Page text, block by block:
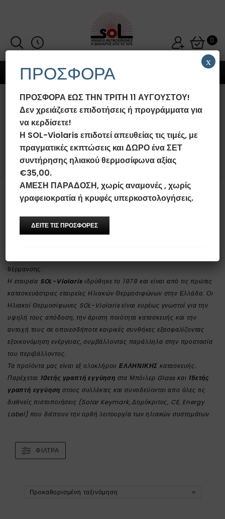
0
MENU
ΗΛΙΑΚΟΊ ΘΕΡΜΟΣΊΦΩΝΕΣ SOL-
VIOLARIS GLASS/INOX ΤΡΙΠΛΉΣ
ΕΝΈΡΓΕΙΑΣ
Αρχική σελίδα/Ηλιακοί Θερμοσίφωνες SOL-Violaris Glass/Inox
Ηλιακοί Θερμοσίφωνες SOL-Violaris Glass/Inox Τριπλής
Ενέργειας
Ηλιακός Θερμοσίφωνας Διπλής Ενέργειας (ήλιος, ρεύμα), αλλά έχει
θέρμανσης.
Η εταιρεία SOL-Violaris ιδρύθηκε το 1979 και είναι από τις πρώτες
κατασκευάστριες εταιρείες Ηλιακών Θερμοσιφώνων στην Ελλάδα. Οι
Ηλιακοί Θερμοσίφωνες SOL-Violaris είναι ευρέως γνωστοί για την
υψηλή τους απόδοση, την άριστη ποιότητα κατασκευής και την
αντοχή τους σε οποιεσδήποτε καιρικές συνθήκες εξασφαλίζοντας
εξοικονόμηση ενέργειας, συμβάλλοντας παράλληλα στην προστασία
του περιβάλλοντος.
Τα προϊόντα μας είναι εξ ολοκλήρουΕΛΛΗΝΙΚΗΣ κατασκευής.
Παρέχεται 10ετής γραπτή εγγύηση στα Μπόιλερ Glass και 15ετής
γραπτή εγγύηση στους συλλέκτες και συνοδεύονται απο όλες τις
διεθνείς πιστοποιήσεις (Solar Keymark, Δημόκριτος, CE, Energy
Label) που διέπουν την ορθή λειτουργία των ηλιακών συστημάτων.
ΦΊΛΤΡΑ
Προκαθορισμένη ταξινόμηση
ΠΡΟΣΦΟΡΑ
ΠΡΟΣΦΟΡΑ EΩΣ ΤΗΝ ΤΡΙΤΗ 11 ΑΥΓΟΥΣΤΟΥ!
Δεν χρειάζεστε επιδοτήσεις ή προγράμματα για
να κερδίσετε!
Η SOL-Violaris επιδοτεί απευθείας τις τιμές, με
πραγματικές εκπτώσεις και ΔΩΡΟ ένα ΣΕΤ
συντήρησης ηλιακού θερμοσίφωνα αξίας
€35,00.
ΑΜΕΣΗ ΠΑΡΑΔΟΣΗ, χωρίς αναμονές , χωρίς
γραφειοκρατία ή κρυφές υπερκοστολογήσεις.
ΔΕΙΤΕ ΤΙΣ ΠΡΟΣΦΟΡΕΣ
x